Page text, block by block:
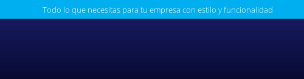
Todo lo que necesitas para tu empresa con estilo y funcionalidad